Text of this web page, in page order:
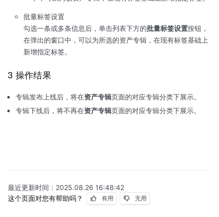
批量标签设置
勾选一条或多条信息后，单击列表下方的批量标签设置按钮，
在弹出的窗口中，可以为所选的资产专辑，在现有标签基础上
新增指定标签。
3 操作结果
专辑发布上线后，将在资产专辑页面的对应专辑分类下展示。
专辑下线后，将不再在资产专辑页面的对应专辑分类下展示。
最近更新时间： 2025.08.26 16:48:42
这个页面对您有帮助吗？
有用 无用